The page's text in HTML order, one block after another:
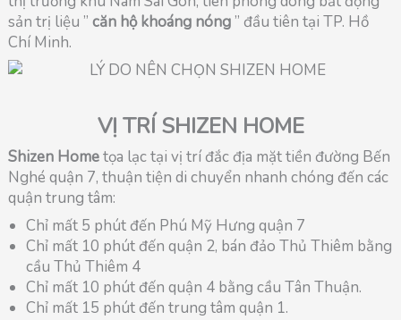
sản trị liệu ”căn hộ khoáng nóng ” đầu tiên tại TP. Hồ
Chí Minh.
VỊ TRÍ SHIZEN HOME
Shizen Hometọa lạc tại vị trí đắc địa mặt tiền đường Bến
Nghé quận 7, thuận tiện di chuyển nhanh chóng đến các
quận trung tâm:
Chỉ mất 5 phút đến Phú Mỹ Hưng quận 7
Chỉ mất 10 phút đến quận 2, bán đảo Thủ Thiêm bằng
cầu Thủ Thiêm 4
Chỉ mất 10 phút đến quận 4 bằng cầu Tân Thuận.
Chỉ mất 15 phút đến trung tâm quận 1.